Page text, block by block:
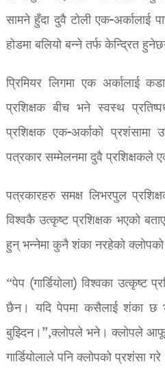
सामने हुँदा दुवै टोली एक-अर्कालाई
होडमा बलियो बन्ने तर्फ केन्द्रित
प्रिमियर लिगमा एक अर्कालाई
प्रशिक्षक बीच भने स्वस्थ
प्रशिक्षक एक-अर्काको
पत्रकार सम्मेलनमा दुवै प्रशिक्षकले
पत्रकारहरु समक्ष लिभरपुल
विश्वकै उत्कृष्ट प्रशिक्षक भएको
हुन् भन्नेमा कुनै शंका नरहेको
“पेप (गार्डियोला) विश्वका
छैन। यदि पेपमा कसैलाई शंका छ
बुझ्दिन।”,क्लोपले भने। क्लोपले
गार्डियोलाले पनि क्लोपको प्रशंसा